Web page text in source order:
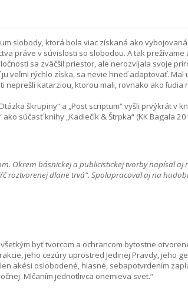
slobody, ktorá bola viac získaná ako vybojovaná.
práve v súvislosti so slobodou. A tak
sa zväčšil priestor, ale nerozvíjala svoje
veľmi rýchlo získa, sa nevie hneď adaptovať.
neprešli katarziou, ktorou mali, rovnako ako ľudia
škrupiny“ a „Post scriptum“ vyšli prvýkrát v
súčasť knihy „Kadlečík & Štrpka“ (KK Bagala
Okrem básnickej a publicistickej tvorby napísal aj
roztvorenej dlane trvá“. Spolupracoval aj na
byť tvorcom a ochrancom bytostne
jeho cezúry uprostred Jedinej Pravdy, jeho
akési oslobodené, hlasné, sebapotvrdením
Mlčaním jednotlivca onemieva svet.“